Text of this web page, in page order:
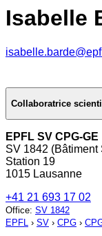
Isabelle
Collaboratrice
EPFL SV CPG-GE
SV 1842 (Bâtiment
Station 19
1015 Lausanne
+41 21 693 17 02
Office: SV 1842
EPFL › SV › CPG ›